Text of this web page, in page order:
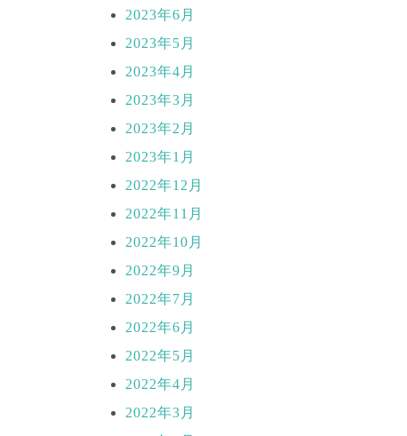
2023年6月
2023年5月
2023年4月
2023年3月
2023年2月
2023年1月
2022年12月
2022年11月
2022年10月
2022年9月
2022年7月
2022年6月
2022年5月
2022年4月
2022年3月